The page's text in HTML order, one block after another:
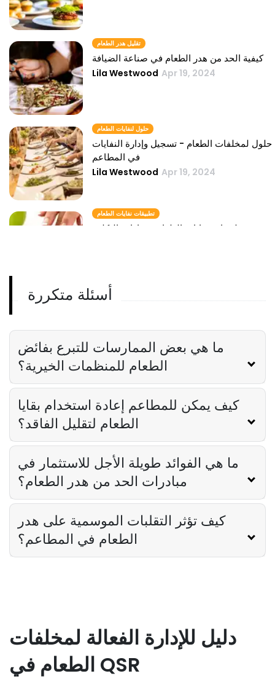
تقليل هدر الطعام
كيفية الحد من هدر الطعام في صناعة الضيافة
Lila Westwood Apr 19, 2024
حلول لنفايات الطعام
حلول لمخلفات الطعام - تسجيل وإدارة النفايات
في المطاعم
Lila Westwood Apr 19, 2024
تطبيقات نفايات الطعام
دور تطبيقات نفايات الطعام في إدارة التكلفة
حقائق عن نفايات الطعام
Lila Westwood Apr 19, 2024
أسئلة متكررة
ما هي بعض الممارسات للتبرع بفائض
الطعام للمنظمات الخيرية؟
كيف يمكن للمطاعم إعادة استخدام بقايا
الطعام لتقليل الفاقد؟
ما هي الفوائد طويلة الأجل للاستثمار في
مبادرات الحد من هدر الطعام؟
كيف تؤثر التقلبات الموسمية على هدر
الطعام في المطاعم؟
دليل للإدارة الفعالة لمخلفات
الطعام في QSR